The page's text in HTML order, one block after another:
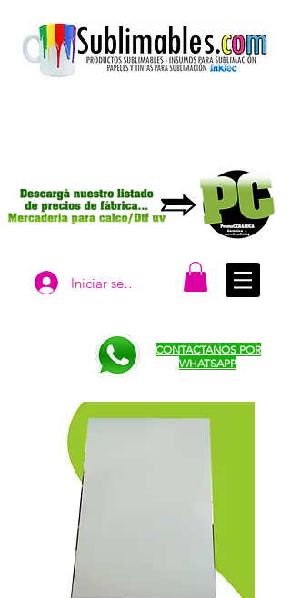
Iniciar sesión
CONTACTANOS POR
WHATSAPP